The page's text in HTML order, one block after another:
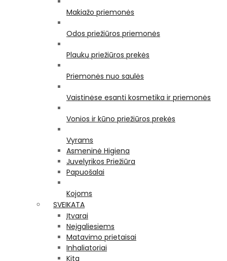
Makiažo priemonės
Odos priežiūros priemonės
Plaukų priežiūros prekės
Priemonės nuo saulės
Vaistinėse esanti kosmetika ir priemonės
Vonios ir kūno priežiūros prekės
Vyrams
Asmeninė Higiena
Juvelyrikos Priežiūra
Papuošalai
Kojoms
SVEIKATA
Įtvarai
Neįgaliesiems
Matavimo prietaisai
Inhaliatoriai
Kita